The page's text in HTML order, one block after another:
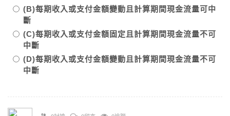
(B)每期收入或支付金額變動且計算期間現金流量可中
斷
(C)每期收入或支付金額固定且計算期間現金流量不可
中斷
(D)每期收入或支付金額變動且計算期間現金流量不可
中斷